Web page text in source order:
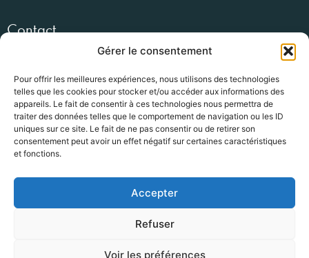
Gérer le consentement
Pour offrir les meilleures expériences, nous utilisons des technologies
telles que les cookies pour stocker et/ou accéder aux informations des
appareils. Le fait de consentir à ces technologies nous permettra de
traiter des données telles que le comportement de navigation ou les ID
uniques sur ce site. Le fait de ne pas consentir ou de retirer son
consentement peut avoir un effet négatif sur certaines caractéristiques
et fonctions.
Accepter
Refuser
Voir les préférences
Contact
Womey, en face du bar kébao
info@groupe-hg.com
Nos services
Location Immobilière
Vente / Achat
BTP
Newsletter